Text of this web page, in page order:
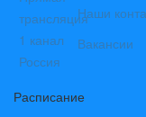
Наши
Вакансии
Расписание